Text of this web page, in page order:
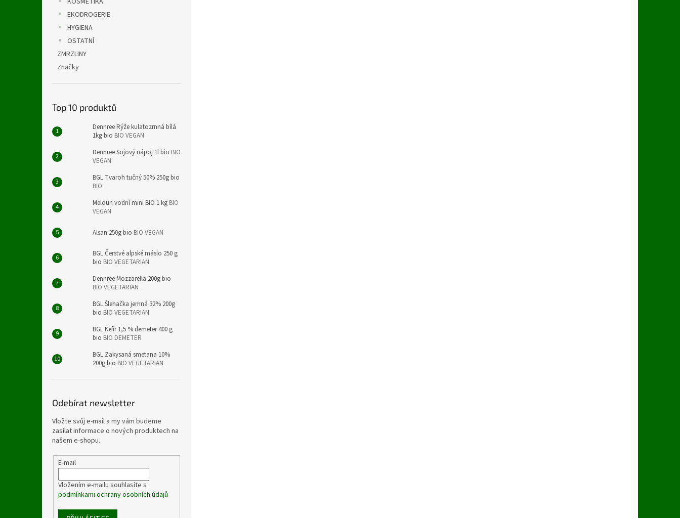
EKODROGERIE
HYGIENA
OSTATNÍ
ZMRZLINY
Značky
Top 10 produktů
Dennree Rýže kulatozrnná bílá
1kg bio BIO VEGAN
Dennree Sojový nápoj 1l bio BIO
VEGAN
BGL Tvaroh tučný 50% 250g bio
BIO
Meloun vodní mini BIO 1 kg BIO
VEGAN
Alsan 250g bio BIO VEGAN
BGL Čerstvé alpské máslo 250 g
bio BIO VEGETARIAN
Dennree Mozzarella 200g bio
BIO VEGETARIAN
BGL Šlehačka jemná 32% 200g
bio BIO VEGETARIAN
BGL Kefír 1,5 % demeter 400 g
bio BIO DEMETER
BGL Zakysaná smetana 10%
200g bio BIO VEGETARIAN
Odebírat newsletter
Vložte svůj e-mail a my vám budeme
zasílat informace o nových produktech na
našem e-shopu.
E-mail
Vložením e-mailu souhlasíte s
podmínkami ochrany osobních údajů